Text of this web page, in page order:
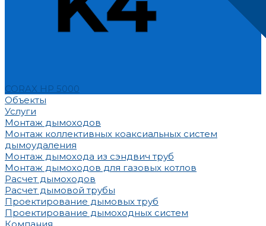
CORAX HP 5000
Объекты
Услуги
Монтаж дымоходов
Монтаж коллективных коаксиальных систем
дымоудаления
Монтаж дымохода из сэндвич труб
Монтаж дымоходов для газовых котлов
Расчет дымоходов
Расчет дымовой трубы
Проектирование дымовых труб
Проектирование дымоходных систем